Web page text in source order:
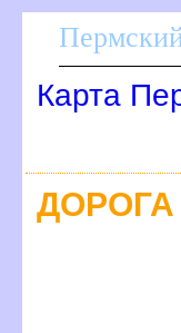
Карта